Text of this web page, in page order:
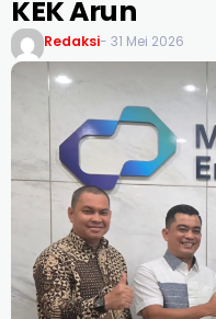
KEK Arun
Redaksi- 31 Mei 2026